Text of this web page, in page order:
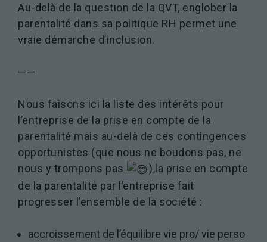
Au-delà de la question de la QVT, englober la
parentalité dans sa politique RH permet une
vraie démarche d’inclusion.
——
Nous faisons ici la liste des intérêts pour
l’entreprise de la prise en compte de la
parentalité mais au-delà de ces contingences
opportunistes (que nous ne boudons pas, ne
nous y trompons pas
),la prise en compte
de la parentalité par l’entreprise fait
progresser l’ensemble de la société :
accroissement de l’équilibre vie pro/ vie perso
fonctionnalités
disparaîtront
votre intérêt et
comportement
lorsque vous
visitez notre
site, vous
augmentez les
chances de
voir du
contenu et
personnalisés.